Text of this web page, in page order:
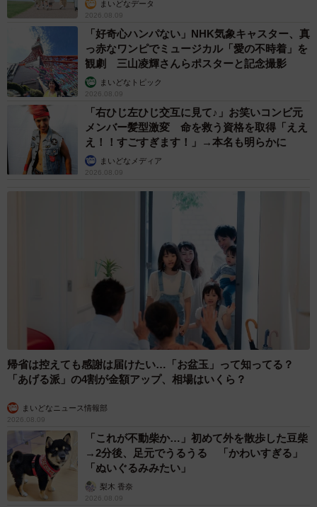
い」（30.4%）、「子どもの成績が上がらない」（29.7%）
方で、「子どもの本音が分からない」（25.2%）といった
回答も見られました。
「子どもの考えていることが今一つわからない」という回
答については、特に中学受験を控えた小学生の場合、難し
い年齢でもあることから、「本人の本当の意思がわからな
い」（30代）、「本当に受験したいのか、したくないのか
微妙」（30代）、「本人が何を考えているか、わからな
い」（40代）といった声が多く寄せられています。
受験合格に向けて、学習先の先生以外にお子様が相談できる相手は必要
であると思いますか？／相談相手にはどのような相談を聞いてあげてほ
しいと思いますか？（提供画像）
まいどなデータ
2026.08.09
「好奇心ハンパない」NHK気象キャスター、真
っ赤なワンピでミュージカル「愛の不時着」を
観劇 三山凌輝さんらポスターと記念撮影
まいどなトピック
2026.08.09
「右ひじ左ひじ交互に見て♪」お笑いコンビ元
メンバー髪型激変 命を救う資格を取得「ええ
え！！すごすぎます！」→本名も明らかに
まいどなメディア
2026.08.09
帰省は控えても感謝は届けたい…「お盆玉」って知ってる？
「あげる派」の4割が金額アップ、相場はいくら？
まいどなニュース情報部
2026.08.09
「これが不動柴か…」初めて外を散歩した豆柴
→2分後、足元でうるうる 「かわいすぎる」
「ぬいぐるみみたい」
梨木 香奈
2026.08.09